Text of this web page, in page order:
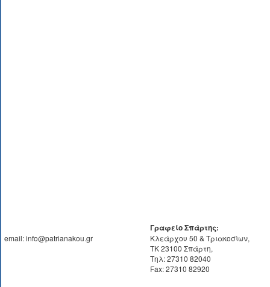
email: info@patrianakou.gr
Γραφείο Σπάρτης:
Κλεάρχου 50 & Τριακοσίων,
ΤΚ 23100 Σπάρτη,
Τηλ: 27310 82040
Fax: 27310 82920